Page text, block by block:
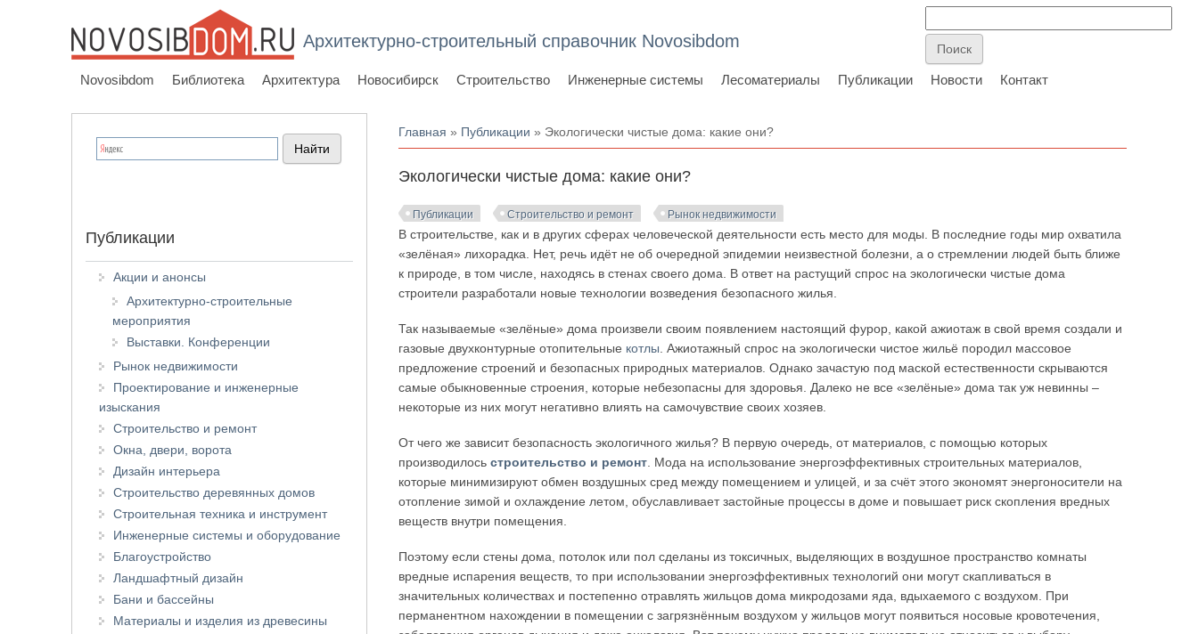
Архитектурно-строительный справочник Novosibdom
Novosibdom Библиотека Архитектура Новосибирск Строительство Инженерные системы Лесоматериалы Публикации Новости Контакт
Вы здесь
Главная » Публикации » Экологически чистые дома: какие они?
Экологически чистые дома: какие они?
Публикации Строительство и ремонт Рынок недвижимости
В строительстве, как и в других сферах человеческой деятельности есть место для моды. В последние годы мир охватила
«зелёная» лихорадка. Нет, речь идёт не об очередной эпидемии неизвестной болезни, а о стремлении людей быть ближе
к природе, в том числе, находясь в стенах своего дома. В ответ на растущий спрос на экологически чистые дома
строители разработали новые технологии возведения безопасного жилья.
Так называемые «зелёные» дома произвели своим появлением настоящий фурор, какой ажиотаж в свой время создали и
газовые двухконтурные отопительные котлы . Ажиотажный спрос на экологически чистое жильё породил массовое
предложение строений и безопасных природных материалов. Однако зачастую под маской естественности скрываются
самые обыкновенные строения, которые небезопасны для здоровья. Далеко не все «зелёные» дома так уж невинны –
некоторые из них могут негативно влиять на самочувствие своих хозяев.
От чего же зависит безопасность экологичного жилья? В первую очередь, от материалов, с помощью которых
производилосьстроительство и ремонт . Мода на использование энергоэффективных строительных материалов,
которые минимизируют обмен воздушных сред между помещением и улицей, и за счёт этого экономят энергоносители на
отопление зимой и охлаждение летом, обуславливает застойные процессы в доме и повышает риск скопления вредных
веществ внутри помещения.
Поэтому если стены дома, потолок или пол сделаны из токсичных, выделяющих в воздушное пространство комнаты
вредные испарения веществ, то при использовании энергоэффективных технологий они могут скапливаться в
значительных количествах и постепенно отравлять жильцов дома микродозами яда, вдыхаемого с воздухом. При
перманентном нахождении в помещении с загрязнённым воздухом у жильцов могут появиться носовые кровотечения,
Публикации
Акции и анонсы
Архитектурно-строительные
мероприятия
Выставки. Конференции
Рынок недвижимости
Проектирование и инженерные
изыскания
Строительство и ремонт
Окна, двери, ворота
Дизайн интерьера
Строительство деревянных домов
Строительная техника и инструмент
Инженерные системы и оборудование
Благоустройство
Ландшафтный дизайн
Бани и бассейны
Материалы и изделия из древесины